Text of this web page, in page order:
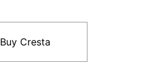
Buy Cresta